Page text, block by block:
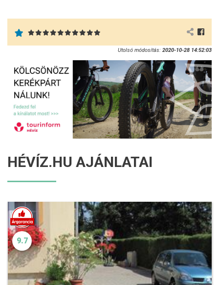
Utolsó módosítás: 2020-10-28 14:52:03
HÉVÍZ.HU AJÁNLATAI
9.7